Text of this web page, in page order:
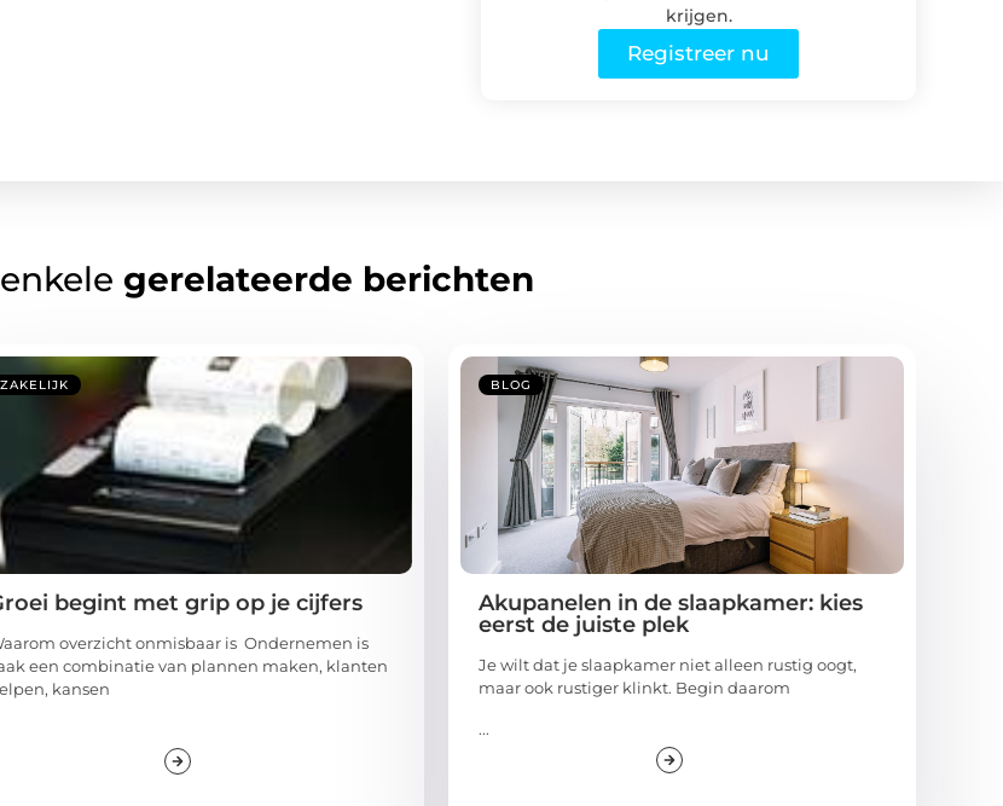
krijgen.
Registreer nu
gerelateerde berichten
ZAKELIJK
begint met grip op je cijfers
overzicht onmisbaar is Ondernemen is
een combinatie van plannen maken, klanten
kansen
BLOG
Akupanelen in de slaapkamer: kies
eerst de juiste plek
Je wilt dat je slaapkamer niet alleen rustig oogt,
maar ook rustiger klinkt. Begin daarom
...